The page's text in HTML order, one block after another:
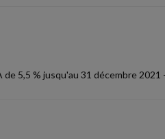
5,5 % jusqu'au 31 décembre